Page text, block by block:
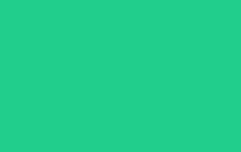
που